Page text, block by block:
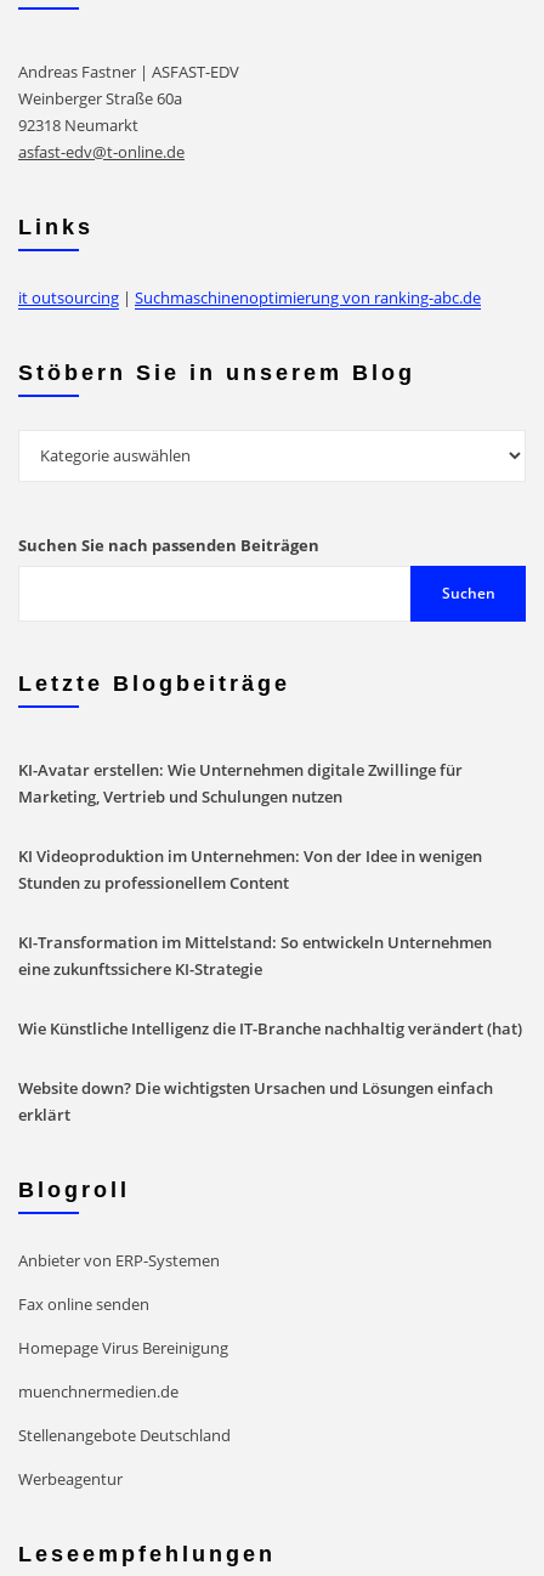
Andreas Fastner | ASFAST-EDV
Weinberger Straße 60a
92318 Neumarkt
asfast-edv@t-online.de
Links
it outsourcing | Suchmaschinenoptimierung von ranking-abc.de
Stöbern Sie in unserem Blog
Blog
Suchen Sie nach passenden Beiträgen
Suchen
Letzte Blogbeiträge
KI-Avatar erstellen: Wie Unternehmen digitale Zwillinge für
Marketing, Vertrieb und Schulungen nutzen
KI Videoproduktion im Unternehmen: Von der Idee in wenigen
Stunden zu professionellem Content
KI-Transformation im Mittelstand: So entwickeln Unternehmen
eine zukunftssichere KI-Strategie
Wie Künstliche Intelligenz die IT-Branche nachhaltig verändert (hat)
Website down? Die wichtigsten Ursachen und Lösungen einfach
erklärt
Blogroll
Anbieter von ERP-Systemen
Fax online senden
Homepage Virus Bereinigung
muenchnermedien.de
Stellenangebote Deutschland
Werbeagentur
Leseempfehlungen